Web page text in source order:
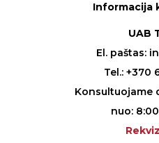
Informacija
UAB
El. paštas:
Tel.: +370
Konsultuojame
nuo: